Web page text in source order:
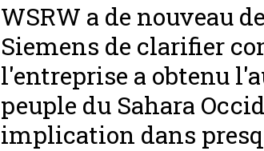
WSRW a de nouveau
Siemens de clarifier
l'entreprise a obtenu
peuple du Sahara
implication dans